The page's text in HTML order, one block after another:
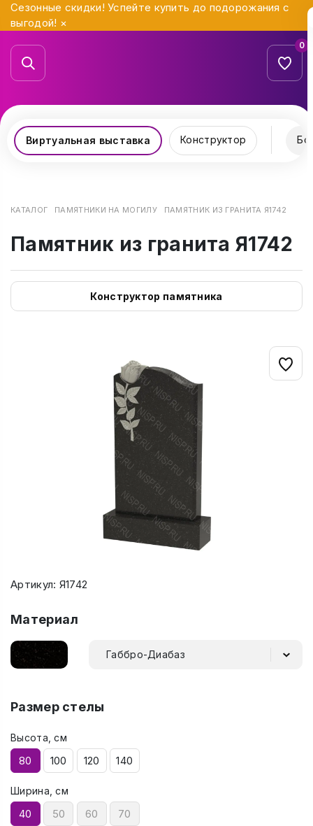
Сезонные скидки! Успейте купить до подорожания с
выгодой! ×
0
Виртуальная выставка Конструктор
КАТАЛОГ ПАМЯТНИКИ НА МОГИЛУ ПАМЯТНИК ИЗ ГРАНИТА Я1742
Памятник из гранита Я1742
Конструктор памятника
Артикул: Я1742
Материал
Габбро-Диабаз
Размер стелы
Высота, см
80 100 120 140
Ширина, см
40 50 60 70